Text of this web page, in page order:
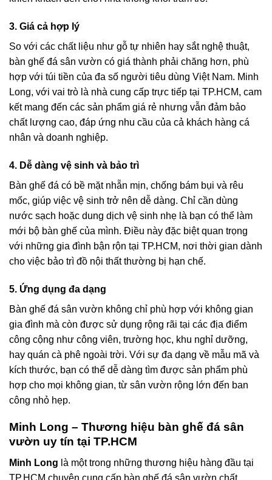
3. Giá cả hợp lý
So với các chất liệu như gỗ tự nhiên hay sắt nghệ thuật,
bàn ghế đá sân vườn có giá thành phải chăng hơn, phù
hợp với túi tiền của đa số người tiêu dùng Việt Nam. Minh
Long, với vai trò là nhà cung cấp trực tiếp tại TP.HCM, cam
kết mang đến các sản phẩm giá rẻ nhưng vẫn đảm bảo
chất lượng cao, đáp ứng nhu cầu của cả khách hàng cá
nhân và doanh nghiệp.
4. Dễ dàng vệ sinh và bảo trì
Bàn ghế đá có bề mặt nhẵn mịn, chống bám bụi và rêu
mốc, giúp việc vệ sinh trở nên dễ dàng. Chỉ cần dùng
nước sạch hoặc dung dịch vệ sinh nhẹ là bạn có thể làm
mới bộ bàn ghế của mình. Điều này đặc biệt quan trọng
với những gia đình bận rộn tại TP.HCM, nơi thời gian dành
cho việc bảo trì đồ nội thất thường bị hạn chế.
5. Ứng dụng đa dạng
Bàn ghế đá sân vườn không chỉ phù hợp với không gian
gia đình mà còn được sử dụng rộng rãi tại các địa điểm
công cộng như công viên, trường học, khu nghỉ dưỡng,
hay quán cà phê ngoài trời. Với sự đa dạng về mẫu mã và
kích thước, bạn có thể dễ dàng tìm được sản phẩm phù
hợp cho mọi không gian, từ sân vườn rộng lớn đến ban
công nhỏ hẹp.
Minh Long – Thương hiệu bàn ghế đá sân
vườn uy tín tại TP.HCM
Minh Long là một trong những thương hiệu hàng đầu tại
TP.HCM chuyên cung cấp bàn ghế đá sân vườn chất